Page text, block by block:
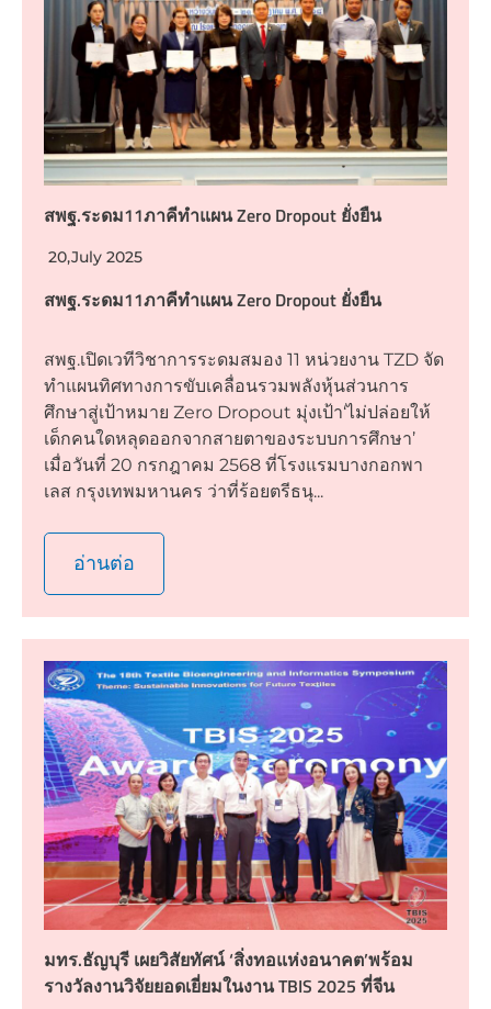
สพฐ.ระดม11ภาคีทำแผน Zero Dropout ยั่งยืน
20,July 2025
สพฐ.ระดม11ภาคีทำแผน Zero Dropout ยั่งยืน
สพฐ.เปิดเวทีวิชาการระดมสมอง 11 หน่วยงาน TZD จัด
ทำแผนทิศทางการขับเคลื่อนรวมพลังหุ้นส่วนการ
ศึกษาสู่เป้าหมาย Zero Dropout มุ่งเป้า‘ไม่ปล่อยให้
เด็กคนใดหลุดออกจากสายตาของระบบการศึกษา’
เมื่อวันที่ 20 กรกฎาคม 2568 ที่โรงแรมบางกอกพา
เลส กรุงเทพมหานคร ว่าที่ร้อยตรีธนุ...
อ่านต่อ
มทร.ธัญบุรี เผยวิสัยทัศน์ ‘สิ่งทอแห่งอนาคต’พร้อม
รางวัลงานวิจัยยอดเยี่ยมในงาน TBIS 2025 ที่จีน